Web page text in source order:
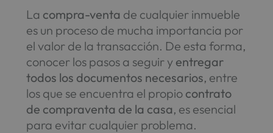
La compra-venta de cualquier inmueble
es un proceso de mucha importancia por
el valor de la transacción. De esta forma,
conocer los pasos a seguir y entregar
todos los documentos necesarios, entre
los que se encuentra el propio contrato
de compraventa de la casa, es esencial
para evitar cualquier problema.